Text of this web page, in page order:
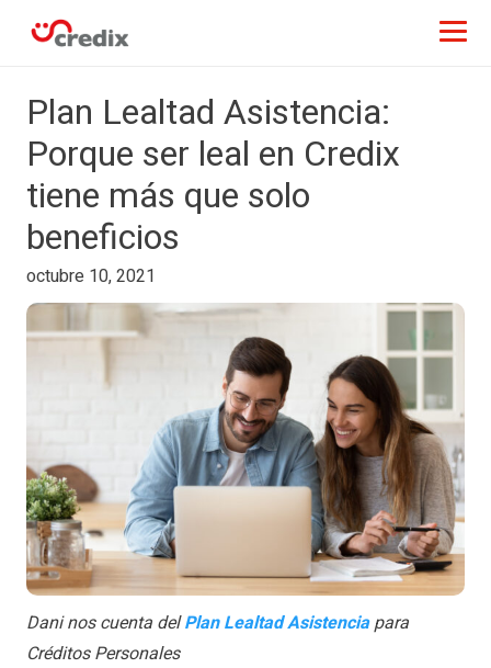
Plan Lealtad Asistencia:
Porque ser leal en Credix
tiene más que solo
beneficios
octubre 10, 2021
Dani nos cuenta delPlan Lealtad Asistenciapara
Créditos Personales